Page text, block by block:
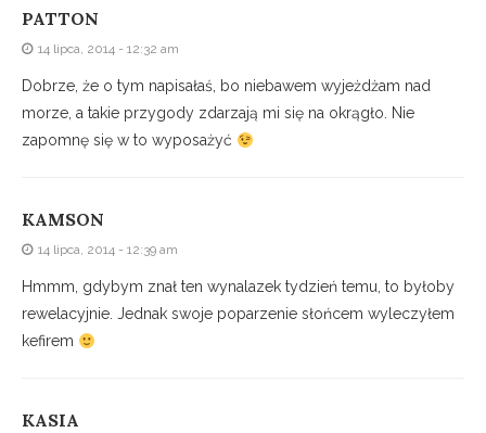
PATTON
14 lipca, 2014 - 12:32 am
Dobrze, że o tym napisałaś, bo niebawem wyjeżdżam nad
morze, a takie przygody zdarzają mi się na okrągło. Nie
zapomnę się w to wyposażyć
KAMSON
14 lipca, 2014 - 12:39 am
Hmmm, gdybym znał ten wynalazek tydzień temu, to byłoby
rewelacyjnie. Jednak swoje poparzenie słońcem wyleczyłem
kefirem
KASIA